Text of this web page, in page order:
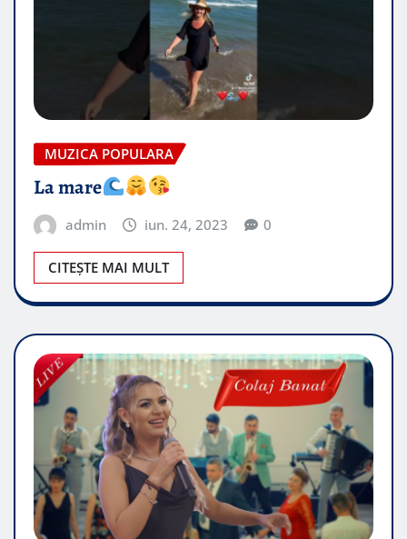
MUZICA POPULARA
La mare
admin iun. 24, 2023 0
CITEȘTE MAI MULT